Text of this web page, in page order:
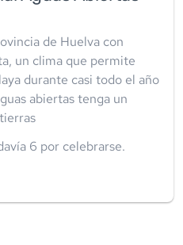
de Huelva con
un clima que permite
durante casi todo el año
abiertas tenga un
6 por celebrarse.